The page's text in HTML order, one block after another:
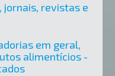
jornais, revistas e
em geral,
alimentícios -